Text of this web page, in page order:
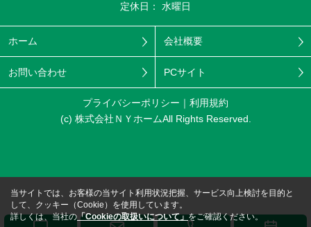
定休日： 水曜日
ホーム 会社概要
お問い合わせ PCサイト
プライバシーポリシー
利用規約
(c) 株式会社ＮＹホームAll Rights Reserved.
当サイトでは、お客様の当サイト利用状況把握、サービス向上検討を目的と
して、クッキー（Cookie）を使用しています。
詳しくは、当社の 「Cookieの取扱いについて」をご確認ください。